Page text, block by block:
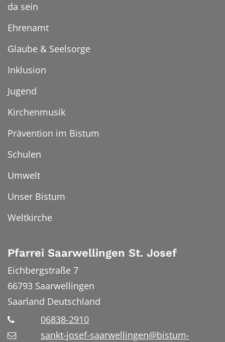
da sein
Ehrenamt
Glaube & Seelsorge
Inklusion
Jugend
Kirchenmusik
Prävention im Bistum
Schulen
Umwelt
Unser Bistum
Weltkirche
Pfarrei Saarwellingen St. Josef
Eichbergstraße 7
66793 Saarwellingen
Saarland Deutschland
06838-2910
sankt-josef-saarwellingen@bistum-